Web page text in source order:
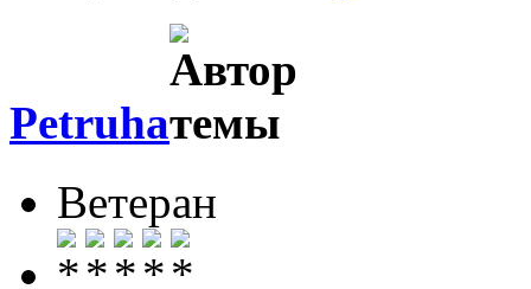
Petruha
Ветеран